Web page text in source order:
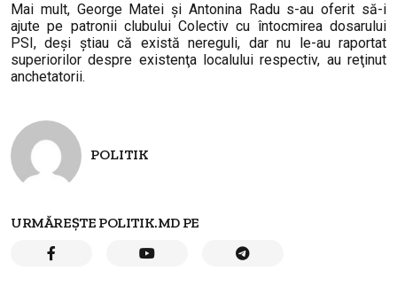
Mai mult, George Matei şi Antonina Radu s-au oferit să-i
ajute pe patronii clubului Colectiv cu întocmirea dosarului
PSI, deşi ştiau că există nereguli, dar nu le-au raportat
superiorilor despre existenţa localului respectiv, au reţinut
anchetatorii.
POLITIK
URMĂREȘTE POLITIK.MD PE